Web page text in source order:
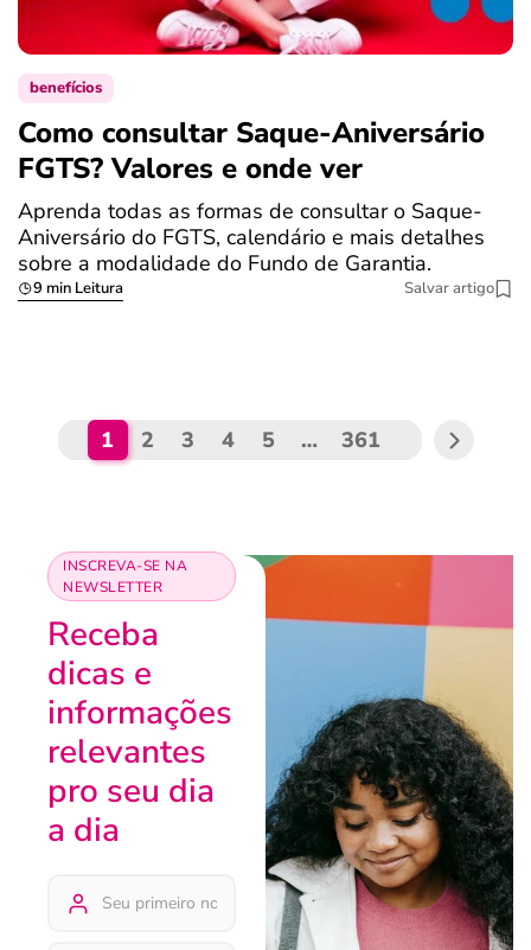
benefícios
Como consultar Saque-Aniversário
FGTS? Valores e onde ver
Aprenda todas as formas de consultar o Saque-
Aniversário do FGTS, calendário e mais detalhes
sobre a modalidade do Fundo de Garantia.
9 min Leitura Salvar artigo
1 2 3 4 5 … 361
INSCREVA-SE NA
NEWSLETTER
Receba
dicas e
informações
relevantes
pro seu dia
a dia